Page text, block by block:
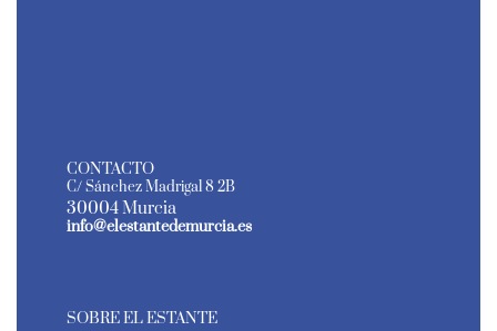
CONTACTO
C/ Sánchez Madrigal 8 2B
30004 Murcia
info@elestantedemurcia.es
SOBRE EL ESTANTE